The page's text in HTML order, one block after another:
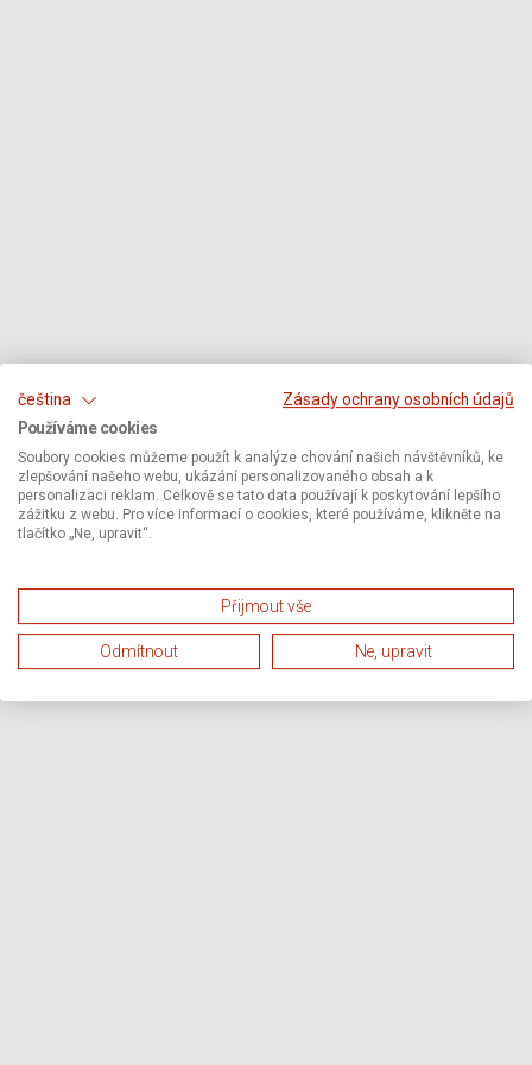
čeština
Zásady ochrany osobních údajů
Používáme cookies
Soubory cookies můžeme použít k analýze chování našich návštěvníků, ke
zlepšování našeho webu, ukázání personalizovaného obsah a k
personalizaci reklam. Celkově se tato data používají k poskytování lepšího
zážitku z webu. Pro více informací o cookies, které používáme, klikněte na
tlačítko „Ne, upravit“.
Přijmout vše
Odmítnout Ne, upravit